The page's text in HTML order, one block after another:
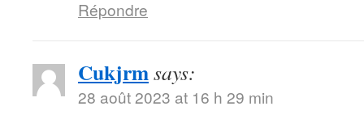
Répondre
Cukjrmsays:
28 août 2023 at 16 h 29 min